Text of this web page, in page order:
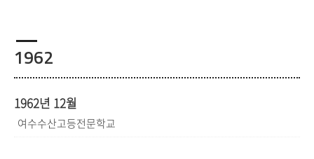
1962
1962년 12월
여수수산고등전문학교